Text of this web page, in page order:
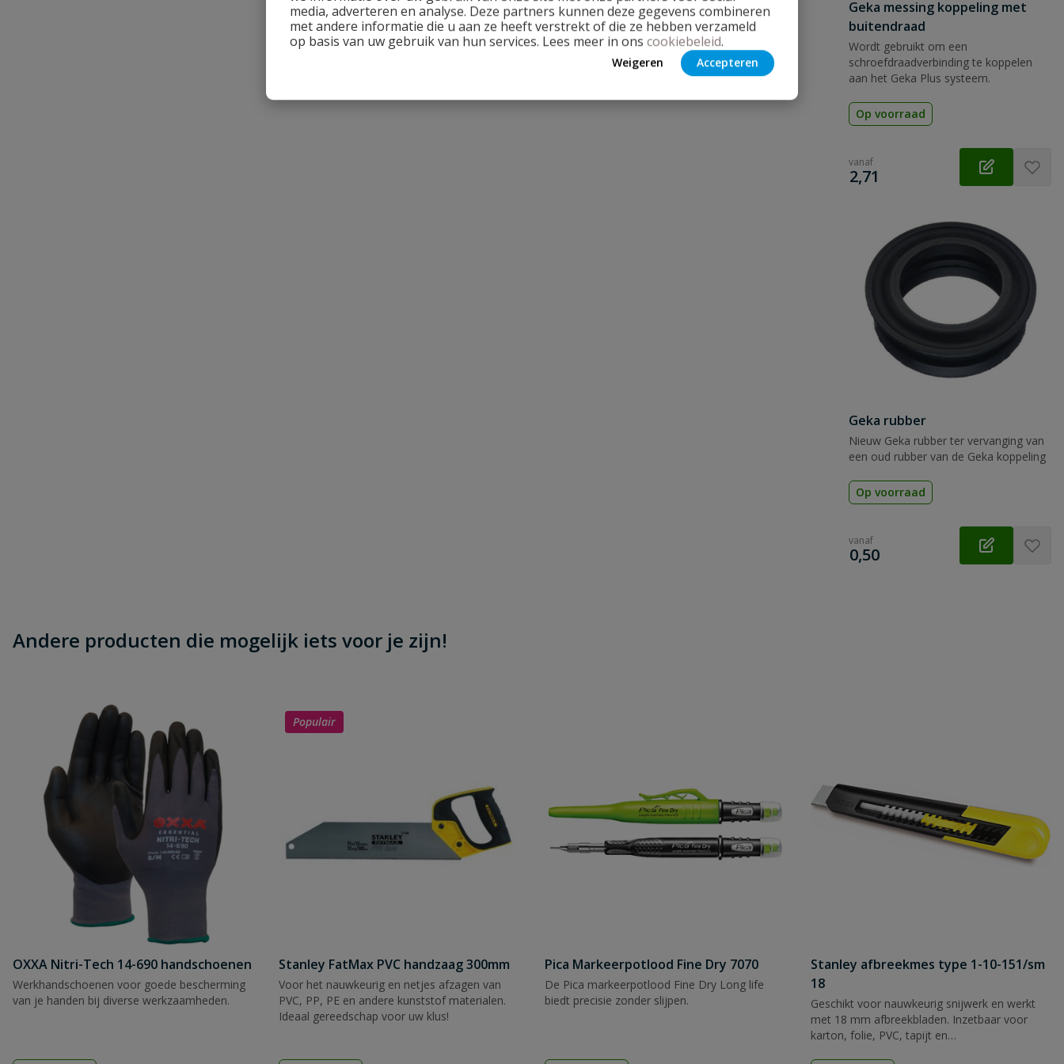
media, adverteren en analyse. Deze partners kunnen deze gegevens combineren
met andere informatie die u aan ze heeft verstrekt of die ze hebben verzameld
op basis van uw gebruik van hun services. Lees meer in ons cookiebeleid.
Weigeren Accepteren
Geka messing koppeling met
buitendraad
Wordt gebruikt om een
schroefdraadverbinding te koppelen
aan het Geka Plus systeem.
Op voorraad
vanaf
€
2,71
Geka rubber
Nieuw Geka rubber ter vervanging van
een oud rubber van de Geka koppeling
Op voorraad
vanaf
€
0,50
Andere producten die mogelijk iets voor je zijn!
OXXA Nitri-Tech 14-690 handschoenen
Werkhandschoenen voor goede bescherming
van je handen bij diverse werkzaamheden.
Populair
Stanley FatMax PVC handzaag 300mm
Voor het nauwkeurig en netjes afzagen van
PVC, PP, PE en andere kunststof materialen.
Ideaal gereedschap voor uw klus!
Pica Markeerpotlood Fine Dry 7070
De Pica markeerpotlood Fine Dry Long life
biedt precisie zonder slijpen.
Stanley afbreekmes type 1-10-151/sm
18
Geschikt voor nauwkeurig snijwerk en werkt
met 18 mm afbreekbladen. Inzetbaar voor
karton, folie, PVC, tapijt en